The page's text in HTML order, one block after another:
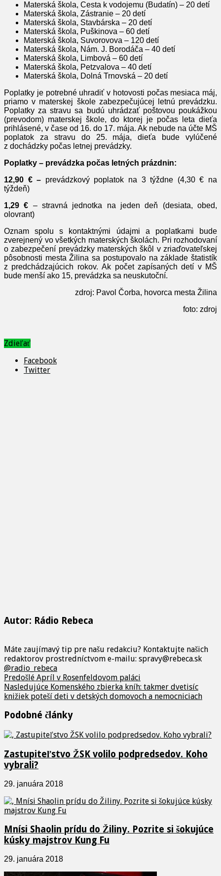
Materská škola, Cesta k vodojemu (Budatín) – 20 detí
Materská škola, Zástranie – 20 detí
Materská škola, Stavbárska – 20 detí
Materská škola, Puškinova – 60 detí
Materská škola, Suvorovova – 120 detí
Materská škola, Nám. J. Borodáča – 40 detí
Materská škola, Limbová – 60 detí
Materská škola, Petzvalova – 40 detí
Materská škola, Dolná Trnovská – 20 detí
Poplatky je potrebné uhradiť v hotovosti počas mesiaca máj,
priamo v materskej škole zabezpečujúcej letnú prevádzku.
Poplatky za stravu sa budú uhrádzať poštovou poukážkou
(prevodom) materskej škole, do ktorej je počas leta dieťa
prihlásené, v čase od 16. do 17. mája. Ak nebude na účte MŠ
poplatok za stravu do 25. mája, dieťa bude vylúčené
z dochádzky počas letnej prevádzky.
Poplatky – prevádzka počas letných prázdnin:
12,90 € – prevádzkový poplatok na 3 týždne (4,30 € na
týždeň)
1,29 € – stravná jednotka na jeden deň (desiata, obed,
olovrant)
Oznam spolu s kontaktnými údajmi a poplatkami bude
zverejnený vo všetkých materských školách. Pri rozhodovaní
o zabezpečení prevádzky materských škôl v zriaďovateľskej
pôsobnosti mesta Žilina sa postupovalo na základe štatistík
z predchádzajúcich rokov. Ak počet zapísaných detí v MŠ
bude menší ako 15, prevádzka sa neuskutoční.
zdroj: Pavol Čorba, hovorca mesta Žilina
foto: zdroj
Zdieľať
Facebook
Twitter
Autor: Rádio Rebeca
Máte zaujímavý tip pre našu redakciu? Kontaktujte našich
redaktorov prostredníctvom e-mailu: spravy@rebeca.sk
@radio_rebeca
Predošlé Apríl v Rosenfeldovom paláci
Nasledujúce Komenského zbierka kníh: takmer dvetisíc
knižiek poteší deti v detských domovoch a nemocniciach
Podobné články
Zastupiteľstvo ŽSK volilo podpredsedov. Koho
vybrali?
29. januára 2018
Mnísi Shaolin prídu do Žiliny. Pozrite si šokujúce
kúsky majstrov Kung Fu
29. januára 2018